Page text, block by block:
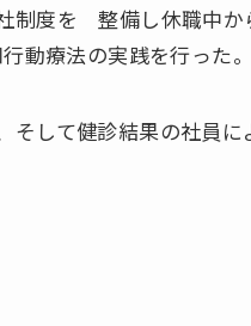
度を 整備し休職中か
動療法の実践を行った。
して健診結果の社員に